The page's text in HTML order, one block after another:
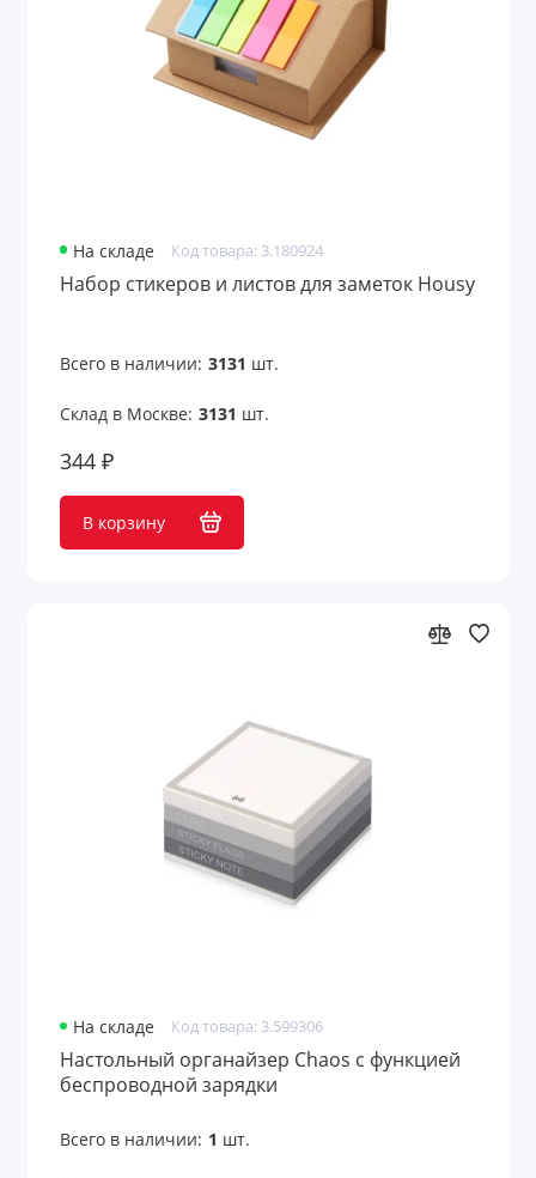
На складе Код товара: 3.180924
Набор стикеров и листов для заметок Housy
Всего в наличии: 3131 шт.
Склад в Москве: 3131 шт.
344 ₽
В корзину
На складе Код товара: 3.599306
Настольный органайзер Chaos с функцией
беспроводной зарядки
Всего в наличии: 1 шт.